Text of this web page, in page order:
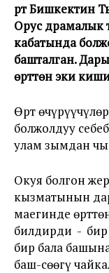
Өрт Бишкектин
Орус драмалык
кабатында
башталган.
өрттөн эки
Өрт
болжолдуу
улам зымдан
Окуя болгон
кызматынын
маегинде
билдирди - бир
бир бала
баш-сөөгү